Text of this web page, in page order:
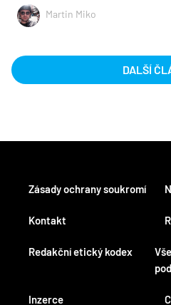
Martin Miko
DALŠÍ
Kontakt
Redakční etický kodex
Inzerce
Zásady ochrany soukromí